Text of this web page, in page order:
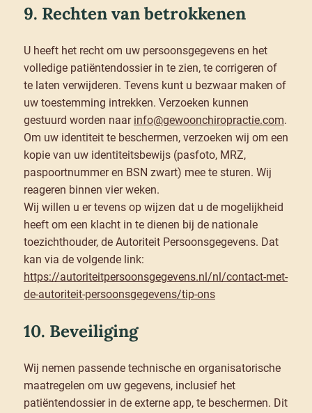
9. Rechten van betrokkenen
U heeft het recht om uw persoonsgegevens en het
volledige patiëntendossier in te zien, te corrigeren of
te laten verwijderen. Tevens kunt u bezwaar maken of
uw toestemming intrekken. Verzoeken kunnen
gestuurd worden naar info@gewoonchiropractie.com.
Om uw identiteit te beschermen, verzoeken wij om een
kopie van uw identiteitsbewijs (pasfoto, MRZ,
paspoortnummer en BSN zwart) mee te sturen. Wij
reageren binnen vier weken.
Wij willen u er tevens op wijzen dat u de mogelijkheid
heeft om een klacht in te dienen bij de nationale
toezichthouder, de Autoriteit Persoonsgegevens. Dat
kan via de volgende link:
https://autoriteitpersoonsgegevens.nl/nl/contact-met-
de-autoriteit-persoonsgegevens/tip-ons
10. Beveiliging
Wij nemen passende technische en organisatorische
maatregelen om uw gegevens, inclusief het
patiëntendossier in de externe app, te beschermen. Dit